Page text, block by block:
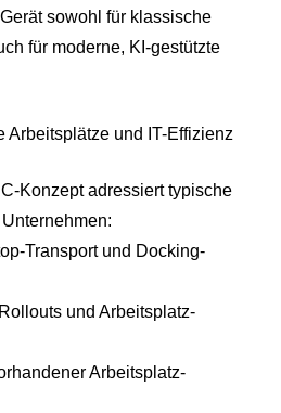
sowohl für klassische
für moderne, KI-gestützte
Arbeitsplätze und IT-Effizienz
Konzept adressiert typische
Transport und Docking-
und Arbeitsplatz-
Arbeitsplatz-